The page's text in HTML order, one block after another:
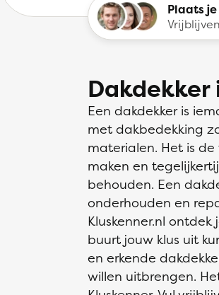
Plaats
Dakdekker
Een dakdekker is
met dakbedekking
materialen. Het is
maken en
behouden. Een
onderhouden en
Kluskenner.nl
buurt jouw klus uit
en erkende
willen uitbrengen.